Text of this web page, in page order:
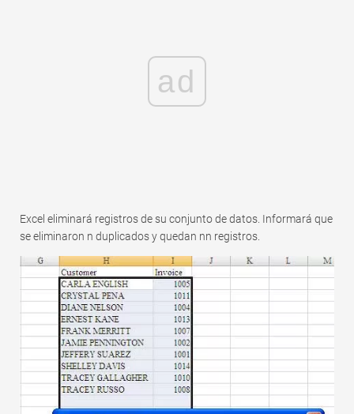
ad
Excel eliminará registros de su conjunto de datos. Informará que
se eliminaron n duplicados y quedan nn registros.